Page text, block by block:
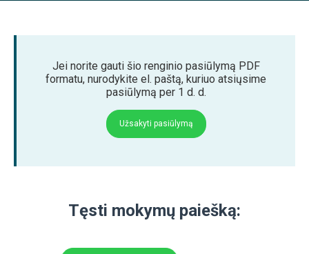
Jei norite gauti šio renginio pasiūlymą PDF
formatu, nurodykite el. paštą, kuriuo atsiųsime
pasiūlymą per 1 d. d.
Užsakyti pasiūlymą
Tęsti mokymų paiešką: